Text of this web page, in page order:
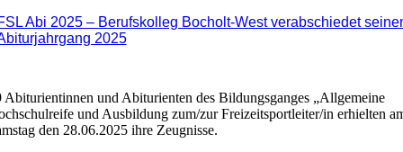
Abi 2025 – Berufskolleg Bocholt-West verabschiedet
2025
Abiturientinnen und Abiturienten des Bildungsganges „Allgemeine
und Ausbildung zum/zur Freizeitsportleiter/in erhielten
den 28.06.2025 ihre Zeugnisse.